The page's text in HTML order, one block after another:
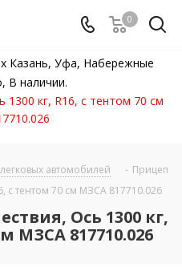
0
Казань, Уфа, Набережные
В наличии.
1300 кг, R16, с тентом 70 см
автомобилей - Прицеп
с тентом 70 см МЗСА 817710.026
Ось 1300 кг,
МЗСА 817710.026